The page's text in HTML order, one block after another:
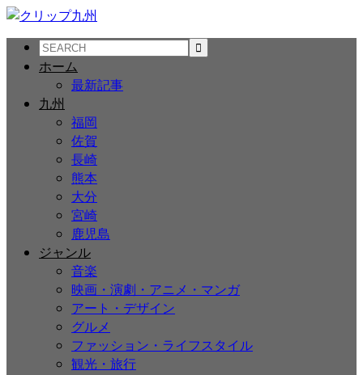
ホーム
最新記事
九州
福岡
佐賀
長崎
熊本
大分
宮崎
鹿児島
ジャンル
音楽
映画・演劇・アニメ・マンガ
アート・デザイン
グルメ
ファッション・ライフスタイル
観光・旅行